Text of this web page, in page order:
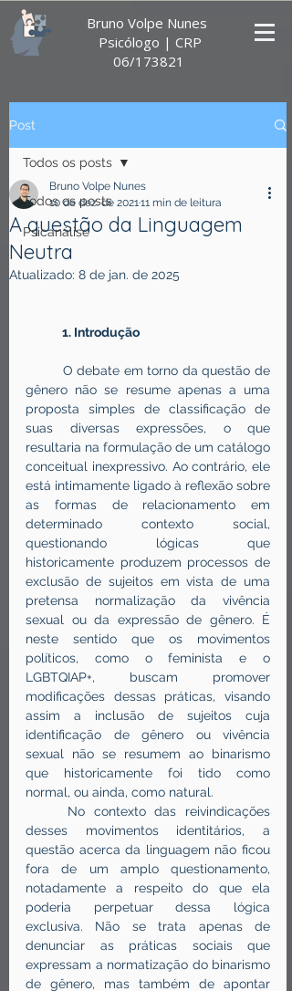
Bruno Volpe Nunes
Psicólogo | CRP
06/173821
Post
Todos os posts
Psicanálise
Todos os posts
A questão da Linguagem
Neutra
Bruno Volpe Nunes
10 de dez. de 202111 min de leitura
Atualizado: 8 de jan. de 2025
1. Introdução
gênero não se resume apenas a uma
proposta simples de classificação de
suas diversas expressões, o que
resultaria na formulação de um catálogo
conceitual inexpressivo. Ao contrário, ele
está intimamente ligado à reflexão sobre
as formas de relacionamento em
determinado contexto social,
questionando lógicas que
historicamente produzem processos de
exclusão de sujeitos em vista de uma
pretensa normalização da vivência
sexual ou da expressão de gênero. É
neste sentido que os movimentos
políticos, como o feminista e o
LGBTQIAP+, buscam promover
modificações dessas práticas, visando
assim a inclusão de sujeitos cuja
identificação de gênero ou vivência
sexual não se resumem ao binarismo
que historicamente foi tido como
normal, ou ainda, como natural.
desses movimentos identitários, a
questão acerca da linguagem não ficou
fora de um amplo questionamento,
notadamente a respeito do que ela
poderia perpetuar dessa lógica
exclusiva. Não se trata apenas de
denunciar as práticas sociais que
expressam a normatização do binarismo
de gênero, mas também de apontar